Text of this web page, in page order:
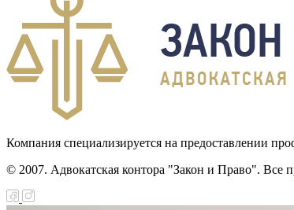
Компания специализируется на предоставлении
© 2007. Адвокатская контора "Закон и Право". Все